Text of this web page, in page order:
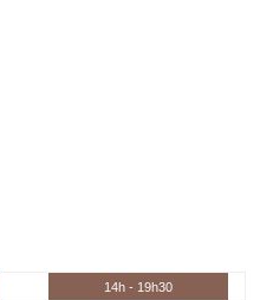
14h - 19h30